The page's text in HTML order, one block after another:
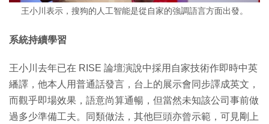
王小川表示，搜狗的人工智能是從自家的強調語言方面出發。
系統持續學習
王小川去年已在 RISE 論壇演說中採用自家技術作即時中英
繙譯，他本人用普通話發言，台上的展示會同步譯成英文，
而觀乎即場效果，語意尚算通暢，但當然未知該公司事前做
過多少準備工夫。同類做法，其他巨頭亦曾示範，可見剛上